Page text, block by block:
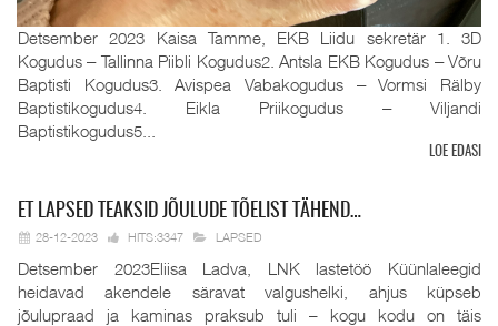
Detsember 2023 Kaisa Tamme, EKB Liidu sekretär 1. 3D
Kogudus ‒ Tallinna Piibli Kogudus2. Antsla EKB Kogudus ‒ Võru
Baptisti Kogudus3. Avispea Vabakogudus ‒ Vormsi Rälby
Baptistikogudus4. Eikla Priikogudus ‒ Viljandi
Baptistikogudus5...
LOE EDASI
ET LAPSED TEAKSID JÕULUDE TÕELIST TÄHEND…
28-12-2023 HITS:3347 LAPSED
Detsember 2023Eliisa Ladva, LNK lastetöö Küünlaleegid
heidavad akendele säravat valgushelki, ahjus küpseb
jõulupraad ja kaminas praksub tuli – kogu kodu on täis